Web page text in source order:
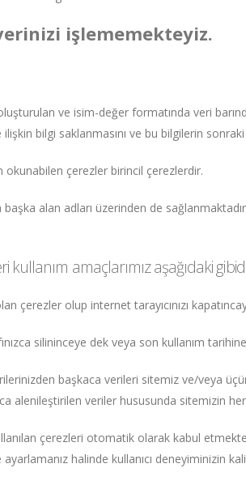
işlememekteyiz.
ve isim-değer formatında veri
bilgi saklanmasını ve bu bilgilerin
çerezler birincil çerezlerdir.
alan adları üzerinden de
kullanım amaçlarımız aşağıdaki
çerezler olup internet tarayıcınızı
silininceye dek veya son kullanım
başkaca verileri sitemiz ve/veya
alenileştirilen veriler hususunda sitemizin
çerezleri otomatik olarak kabul
halinde kullanıcı deneyiminizin